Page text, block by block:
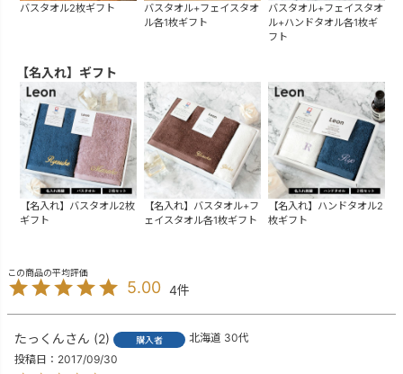
バスタオル2枚ギフト
バスタオル+フェイスタオ
ル各1枚ギフト
バスタオル+フェイスタオ
ル+ハンドタオル各1枚ギ
フト
【名入れ】ギフト
【名入れ】バスタオル2枚
ギフト
【名入れ】バスタオル+フ
ェイスタオル各1枚ギフト
【名入れ】ハンドタオル2
枚ギフト
5.00 4
たっくん 2 購入者 北海道 30代
投稿日
2017/09/30